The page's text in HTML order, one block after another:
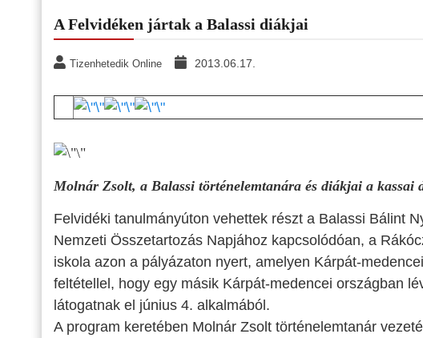
A Felvidéken jártak a Balassi diákjai
Tizenhetedik Online 2013.06.17.
Molnár Zsolt, a Balassi történelemtanára és diákjai a kassai
Felvidéki tanulmányúton vehettek részt a Balassi Bálint
Nemzeti Összetartozás Napjához kapcsolódóan, a
iskola azon a pályázaton nyert, amelyen Kárpát-
feltétellel, hogy egy másik Kárpát-medencei országban
látogatnak el június 4. alkalmából.
A program keretében Molnár Zsolt történelemtanár